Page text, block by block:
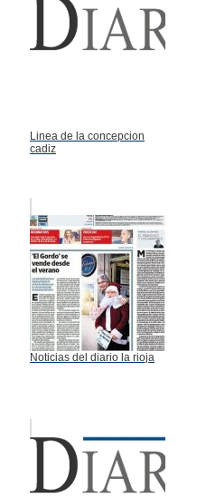
Linea de la concepcion
cadiz
Noticias del diario la rioja